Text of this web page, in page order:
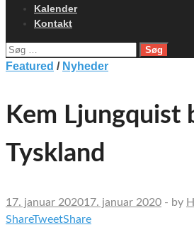
Kalender
Kontakt
Søg
efter:
Featured / Nyheder
Kem Ljungquist
Tyskland
17. januar 202017. januar 2020 - by
ShareTweetShare